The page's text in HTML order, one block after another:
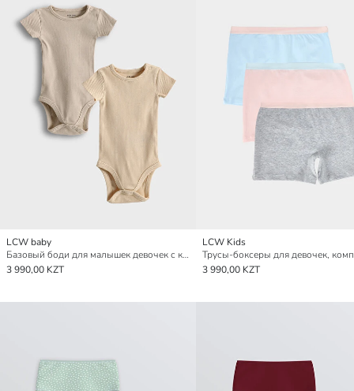
LCW baby
Базовый боди для малышек девочек с круглым вырезом на заклепках, упаковка из 2 штук
3 990,00 KZT
LCW Kids
3 990,00 KZT